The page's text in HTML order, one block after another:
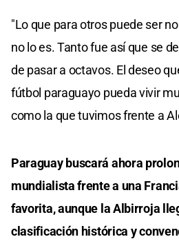
"Lo que para otros puede ser
no lo es. Tanto fue así que se
de pasar a octavos. El deseo
fútbol paraguayo pueda vivir
como la que tuvimos frente a
Paraguay buscará ahora
mundialista frente a una
favorita, aunque la Albirroja
clasificación histórica y